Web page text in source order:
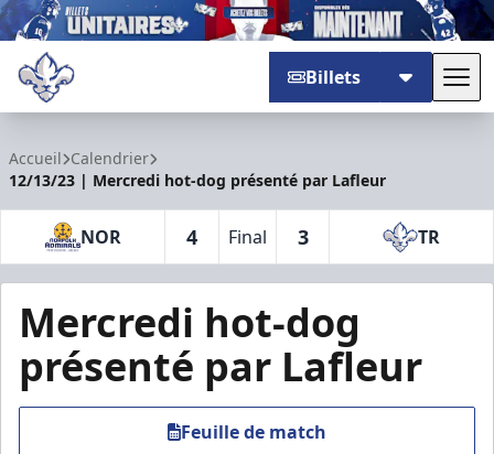
Billets
Accueil Calendrier
12/13/23 | Mercredi hot-dog présenté par Lafleur
NOR 4 Final 3 TR
Mercredi hot-dog
présenté par Lafleur
Feuille de match